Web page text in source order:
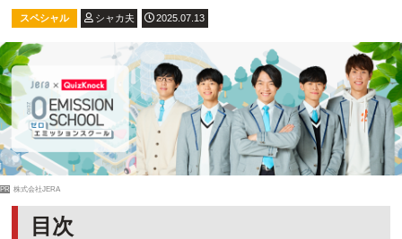
スペシャル シャカ夫 2025.07.13
PR 株式会社JERA
目次